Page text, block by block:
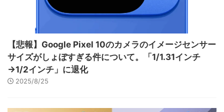
【悲報】Google Pixel 10のカメラのイメージセンサー
サイズがしょぼすぎる件について。「1/1.31インチ
→1/2インチ」に退化
2025/8/25